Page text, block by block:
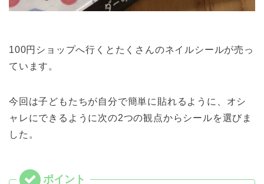
100円ショップへ行くとたくさんのネイルシールが売っ
ています。
今回は子どもたちが自分で簡単に貼れるように、オシ
ャレにできるように次の2つの観点からシールを選びま
した。